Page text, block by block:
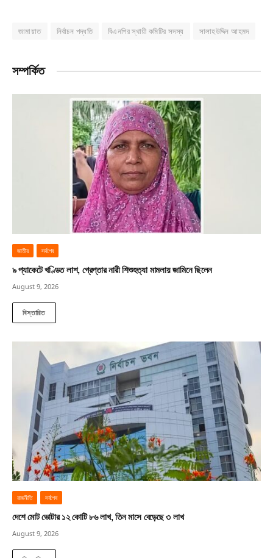
জামায়াত নির্বাচন পদ্ধতি বিএনপির স্থায়ী কমিটির সদস্য সালাহউদ্দিন আহমদ
সম্পর্কিত
জাতীয় সর্বশেষ
৯ প্যাকেটে খণ্ডিত লাশ, গ্রেপ্তার নারী শিশুহত্যা মামলায় জামিনে ছিলেন
August 9, 2026
বিস্তারিত
রাজনীতি সর্বশেষ
দেশে মোট ভোটার ১২ কোটি ৮৬ লাখ, তিন মাসে বেড়েছে ৩ লাখ
August 9, 2026